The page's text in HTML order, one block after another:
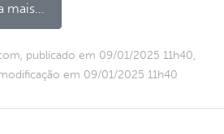
mais...
publicado em 09/01/2025 11h40,
em 09/01/2025 11h40